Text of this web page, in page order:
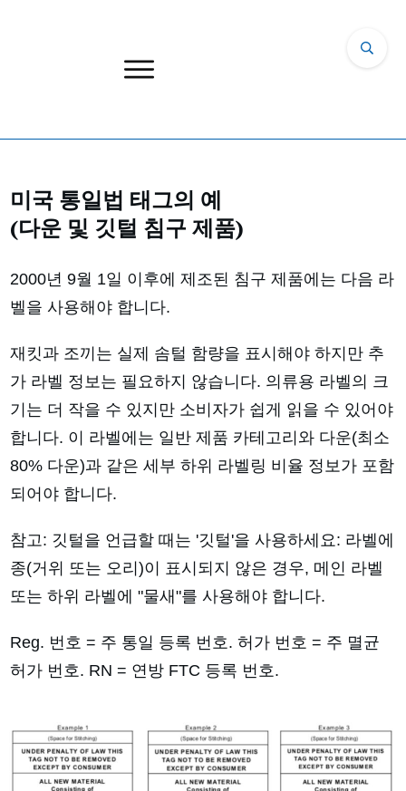
미국 통일법 태그의 예
(다운 및 깃털 침구 제품)
2000년 9월 1일 이후에 제조된 침구 제품에는 다음 라
벨을 사용해야 합니다.
재킷과 조끼는 실제 솜털 함량을 표시해야 하지만 추
가 라벨 정보는 필요하지 않습니다. 의류용 라벨의 크
기는 더 작을 수 있지만 소비자가 쉽게 읽을 수 있어야
합니다. 이 라벨에는 일반 제품 카테고리와 다운(최소
80% 다운)과 같은 세부 하위 라벨링 비율 정보가 포함
되어야 합니다.
참고: 깃털을 언급할 때는 '깃털'을 사용하세요: 라벨에
종(거위 또는 오리)이 표시되지 않은 경우, 메인 라벨
또는 하위 라벨에 "물새"를 사용해야 합니다.
Reg. 번호 = 주 통일 등록 번호. 허가 번호 = 주 멸균
허가 번호. RN = 연방 FTC 등록 번호.